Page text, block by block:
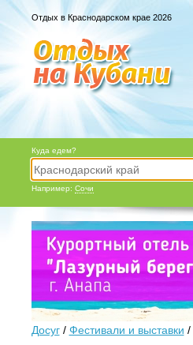
Отдых в Краснодарском крае 2026
Куда едем?
Например: Сочи
Досуг/ Фестивали и выставки /